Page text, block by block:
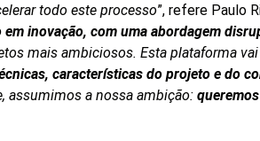
todo este processo”, refere Paulo
inovação, com uma abordagem
mais ambiciosos. Esta plataforma
características do projeto e do
assumimos a nossa ambição: